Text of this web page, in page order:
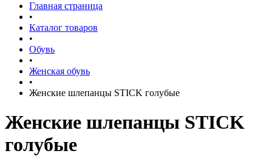
Главная страница
•
Каталог товаров
•
Обувь
•
Женская обувь
•
Женские шлепанцы STICK голубые
Женские шлепанцы STICK
голубые